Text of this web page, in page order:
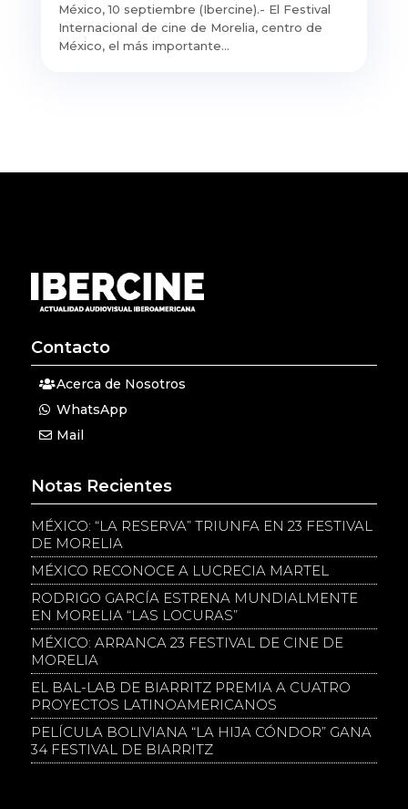
México, 10 septiembre (Ibercine).- El Festival
Internacional de cine de Morelia, centro de
México, el más importante...
Contacto
Acerca de Nosotros
WhatsApp
Mail
Notas Recientes
MÉXICO: “LA RESERVA” TRIUNFA EN 23 FESTIVAL
DE MORELIA
MÉXICO RECONOCE A LUCRECIA MARTEL
RODRIGO GARCÍA ESTRENA MUNDIALMENTE
EN MORELIA “LAS LOCURAS”
MÉXICO: ARRANCA 23 FESTIVAL DE CINE DE
MORELIA
EL BAL-LAB DE BIARRITZ PREMIA A CUATRO
PROYECTOS LATINOAMERICANOS
PELÍCULA BOLIVIANA “LA HIJA CÓNDOR” GANA
34 FESTIVAL DE BIARRITZ